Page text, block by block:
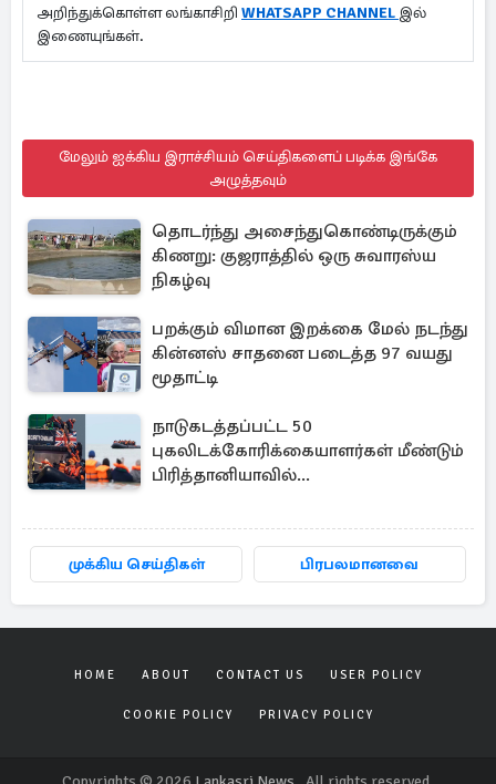
அறிந்துக்கொள்ள லங்காசிறி WHATSAPP CHANNEL இல்
இணையுங்கள்.
மேலும் ஐக்கிய இராச்சியம் செய்திகளைப் படிக்க இங்கே
அழுத்தவும்
தொடர்ந்து அசைந்துகொண்டிருக்கும்
கிணறு: குஜராத்தில் ஒரு சுவாரஸ்ய
நிகழ்வு
பறக்கும் விமான இறக்கை மேல் நடந்து
கின்னஸ் சாதனை படைத்த 97 வயது
மூதாட்டி
நாடுகடத்தப்பட்ட 50
புகலிடக்கோரிக்கையாளர்கள் மீண்டும்
பிரித்தானியாவில்...
முக்கிய செய்திகள் பிரபலமானவை
HOME ABOUT CONTACT US USER POLICY
COOKIE POLICY PRIVACY POLICY